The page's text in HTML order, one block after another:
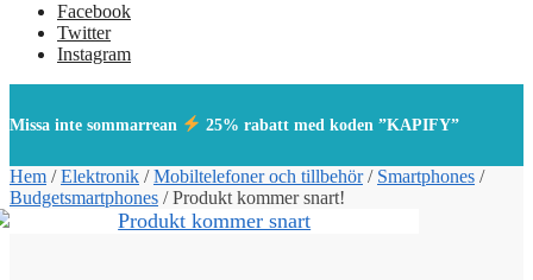
Facebook
Twitter
Instagram
Missa inte sommarrean 25% rabatt med koden ”KAPIFY”
Hem /Elektronik /Mobiltelefoner och tillbehör/ Smartphones /
Budgetsmartphones /Produkt kommer snart!